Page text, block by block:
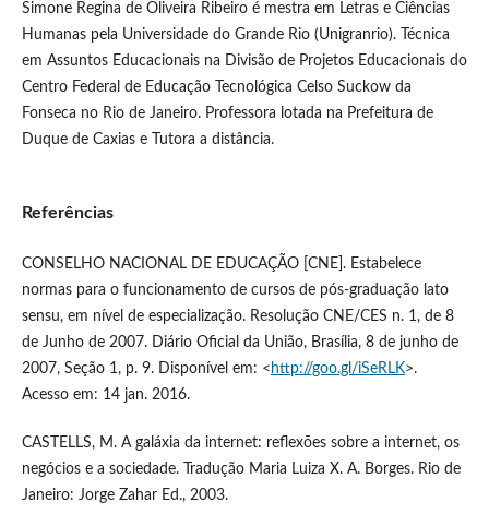
Simone Regina de Oliveira Ribeiro é mestra em Letras e Ciências
Humanas pela Universidade do Grande Rio (Unigranrio). Técnica
em Assuntos Educacionais na Divisão de Projetos Educacionais do
Centro Federal de Educação Tecnológica Celso Suckow da
Fonseca no Rio de Janeiro. Professora lotada na Prefeitura de
Duque de Caxias e Tutora a distância.
Referências
CONSELHO NACIONAL DE EDUCAÇÃO [CNE]. Estabelece
normas para o funcionamento de cursos de pós-graduação lato
sensu, em nível de especialização. Resolução CNE/CES n. 1, de 8
de Junho de 2007. Diário Oficial da União, Brasília, 8 de junho de
2007, Seção 1, p. 9. Disponível em: < http://goo.gl/iSeRLK>.
Acesso em: 14 jan. 2016.
CASTELLS, M. A galáxia da internet: reflexões sobre a internet, os
negócios e a sociedade. Tradução Maria Luiza X. A. Borges. Rio de
Janeiro: Jorge Zahar Ed., 2003.